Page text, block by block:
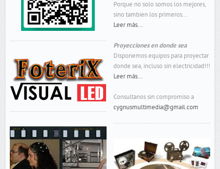
Porque no solo somos los mejores,
sino tambien los primeros...
Leer más...
Proyecciones en donde sea
Disponemos equipos para proyectar
donde sea, incluso sin electricidad!!!
Leer más...
Consultanos sin compromiso a
cygnusmultimedia@gmail.com